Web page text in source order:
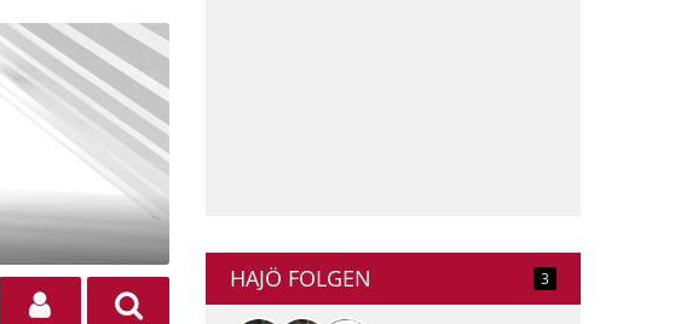
HAJÖ FOLGEN 3